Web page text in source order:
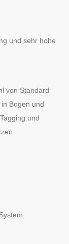
und sehr hohe
von Standard-
Bogen und
und